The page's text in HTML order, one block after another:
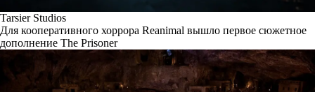
Tarsier Studios
Для кооперативного хоррора Reanimal вышло первое сюжетное
дополнение The Prisoner